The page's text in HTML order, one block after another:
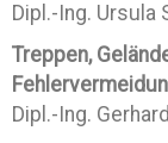
Dipl.-Ing. Ursula
Treppen,
Dipl.-Ing.